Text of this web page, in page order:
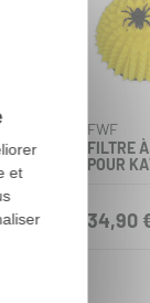
FWF
FILTRE
POUR
34,90
et